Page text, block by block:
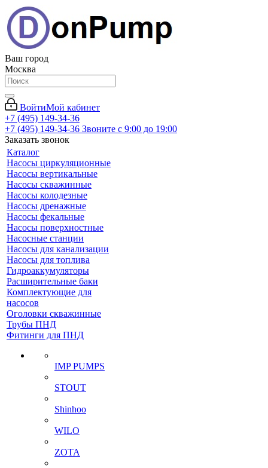
Ваш город
Москва
ВойтиМой кабинет
+7 (495) 149-34-36
+7 (495) 149-34-36 Звоните с 9:00 до 19:00
Заказать звонок
Каталог
Насосы циркуляционные
Насосы вертикальные
Насосы скважинные
Насосы колодезные
Насосы дренажные
Насосы фекальные
Насосы поверхностные
Насосные станции
Насосы для канализации
Насосы для топлива
Гидроаккумуляторы
Расширительные баки
Комплектующие для
насосов
Оголовки скважинные
Трубы ПНД
Фитинги для ПНД
IMP PUMPS
STOUT
Shinhoo
WILO
ZOTA